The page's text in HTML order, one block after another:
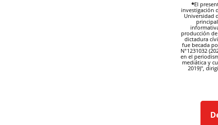
*El
investigación
Universidad
producción
dictadura
fue becada
N°1231032
en el
mediática y
2019)",